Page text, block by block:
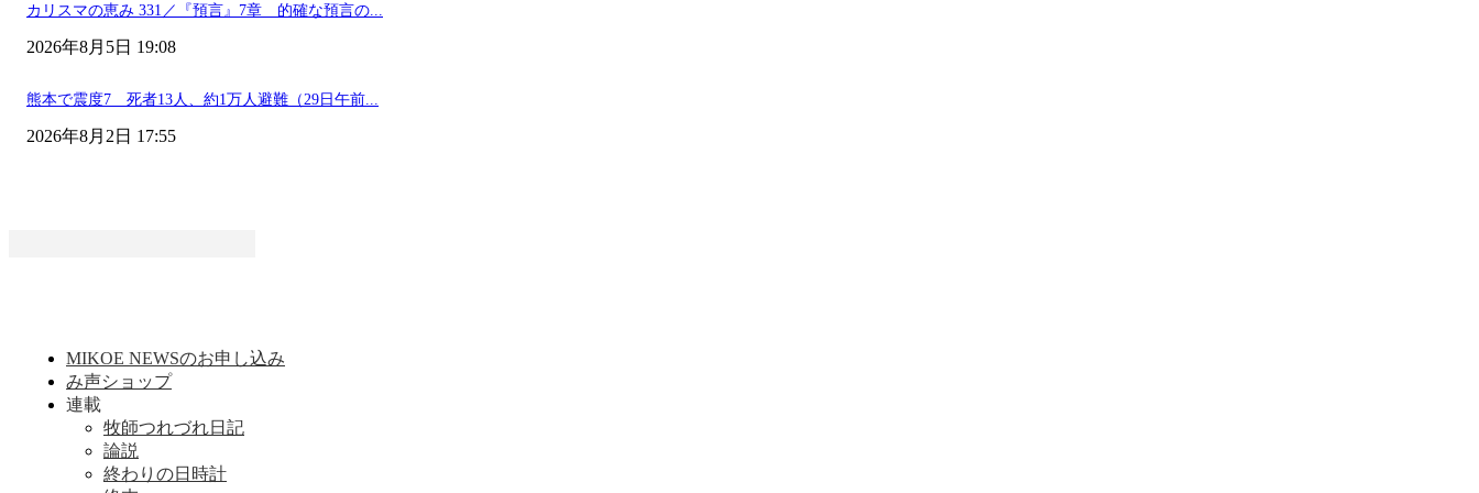
カリスマの恵み 331／『預言』7章 的確な預言の...
2026年8月5日 19:08
熊本で震度7 死者13人、約1万人避難（29日午前...
2026年8月2日 17:55
MIKOE NEWSのお申し込み
み声ショップ
連載
牧師つれづれ日記
論説
終わりの日時計